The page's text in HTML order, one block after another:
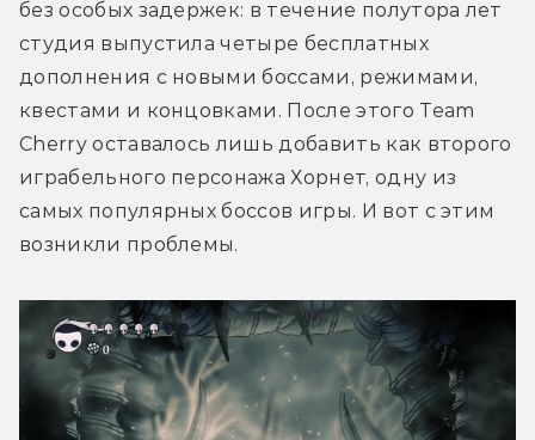
без особых задержек: в течение полутора лет
студия выпустила четыре бесплатных
дополнения с новыми боссами, режимами,
квестами и концовками. После этого Team
Cherry оставалось лишь добавить как второго
играбельного персонажа Хорнет, одну из
самых популярных боссов игры. И вот с этим
возникли проблемы.